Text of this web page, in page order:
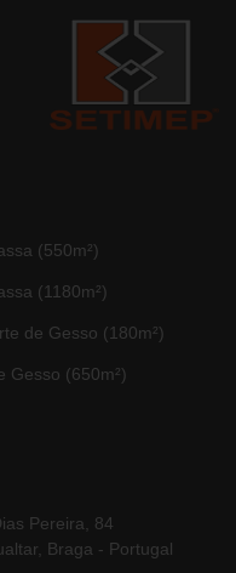
(550m²)
(1180m²)
de Gesso (180m²)
Gesso (650m²)
Pereira, 84
Braga - Portugal